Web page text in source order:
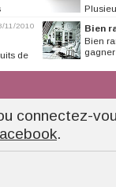
sur la vague
11/2010
de
Bien
Bien
connectez-
.